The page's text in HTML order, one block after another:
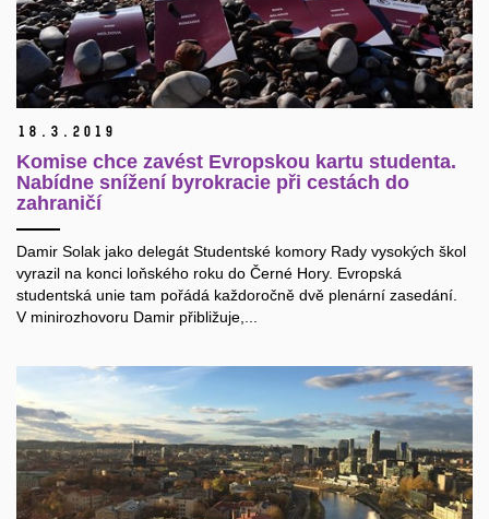
18. 3. 2019
Komise chce zavést Evropskou kartu studenta.
Nabídne snížení byrokracie při cestách do
zahraničí
Damir Solak jako delegát Studentské komory Rady vysokých škol
vyrazil na konci loňského roku do Černé Hory. Evropská
studentská unie tam pořádá každoročně dvě plenární zasedání.
V minirozhovoru Damir přibližuje,...